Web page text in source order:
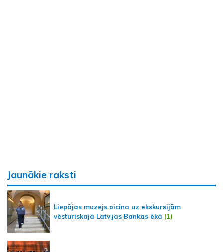
Jaunākie raksti
Liepājas muzejs aicina uz ekskursijām
vēsturiskajā Latvijas Bankas ēkā (1)